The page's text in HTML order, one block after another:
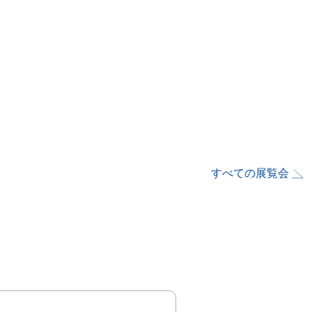
すべての展覧会